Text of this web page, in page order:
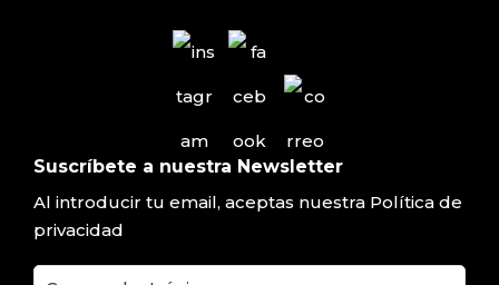
Suscríbete a nuestra Newsletter
Al introducir tu email, aceptas nuestra Política de
privacidad